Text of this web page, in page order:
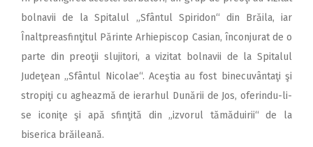
bolnavii de la Spitalul „Sfântul Spiridon“ din Brăila, iar
Înaltpreasfinţitul Părinte Arhiepiscop Casian, înconjurat de o
parte din preoţii slujitori, a vizitat bolnavii de la Spitalul
Judeţean „Sfântul Nicolae“. Aceştia au fost binecuvântaţi şi
stropiţi cu agheazmă de ierarhul Dunării de Jos, oferindu-li-
se iconiţe şi apă sfinţită din „izvorul tămăduirii“ de la
biserica brăileană.